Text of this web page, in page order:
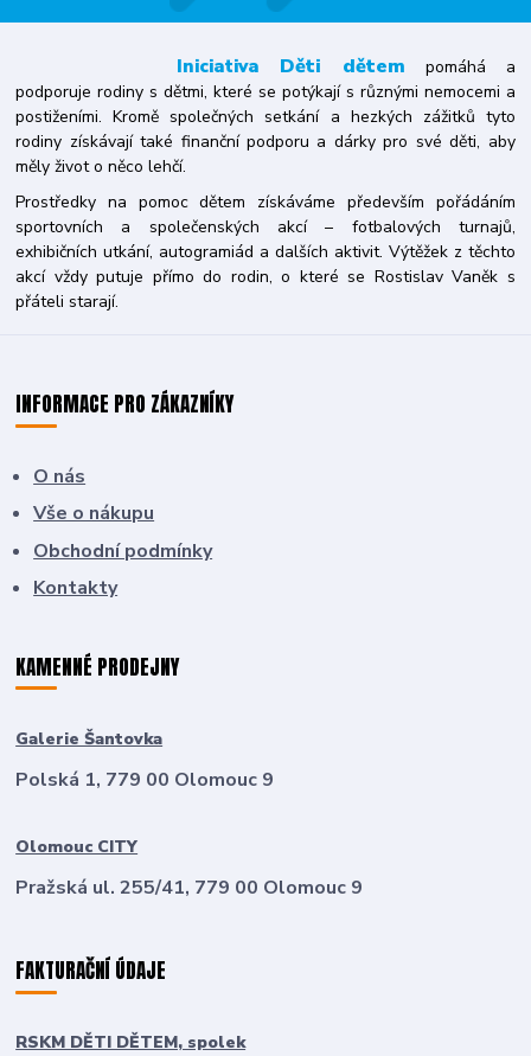
Iniciativa Děti dětem pomáhá a
podporuje rodiny s dětmi, které se potýkají s různými nemocemi a
postiženími. Kromě společných setkání a hezkých zážitků tyto
rodiny získávají také finanční podporu a dárky pro své děti, aby
měly život o něco lehčí.
Prostředky na pomoc dětem získáváme především pořádáním
sportovních a společenských akcí – fotbalových turnajů,
exhibičních utkání, autogramiád a dalších aktivit. Výtěžek z těchto
akcí vždy putuje přímo do rodin, o které se Rostislav Vaněk s
přáteli starají.
INFORMACE PRO ZÁKAZNÍKY
O nás
Vše o nákupu
Obchodní podmínky
Kontakty
KAMENNÉ PRODEJNY
Galerie Šantovka
Polská 1, 779 00 Olomouc 9
Olomouc CITY
Pražská ul. 255/41, 779 00 Olomouc 9
FAKTURAČNÍ ÚDAJE
RSKM DĚTI DĚTEM, spolek